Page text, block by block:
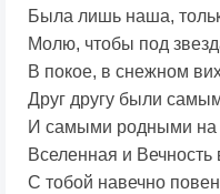
Была лишь наша,
Молю, чтобы под
В покое, в снежном
Друг другу были
И самыми родными на
Вселенная и Вечность
С тобой навечно